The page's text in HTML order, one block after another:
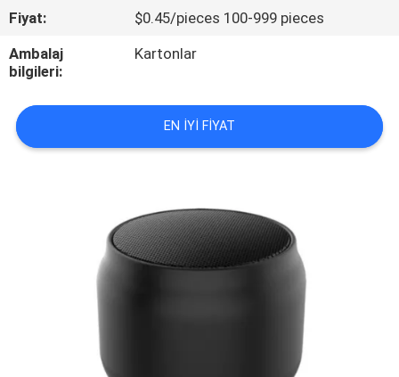
FABRIKA
TURU
KALITE
KONTROLÜ
HABERLER
Fiyat:
$0.45/pieces 100-999 pieces
Ambalaj
bilgileri:
Kartonlar
EN IYI FIYAT